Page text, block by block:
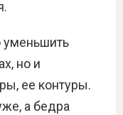
уменьшить
но и
ее контуры.
а бедра